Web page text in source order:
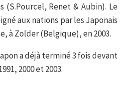
(S.Pourcel, Renet & Aubin). Le
aux nations par les Japonais
à Zolder (Belgique), en 2003.
a déjà terminé 3 fois devant
2000 et 2003.